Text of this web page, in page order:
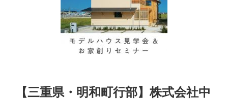
【三重県・明和町行部】株式会社中